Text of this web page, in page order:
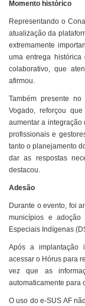
Momento histórico
Representando o
atualização da
extremamente
uma entrega
colaborativo, que
afirmou.
Também presente
Vogado, reforçou
aumentar a integração
profissionais e
tanto o planejamento
dar as respostas
destacou.
Adesão
Durante o evento, foi
municípios e adoção
Especiais Indígenas
Após a implantação
acessar o Hórus para
vez que as
automaticamente para
O uso do e-SUS AF